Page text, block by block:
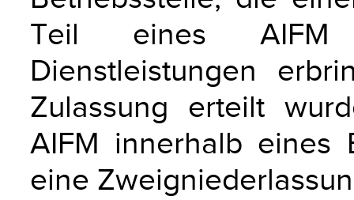
Teil eines AIFM
Dienstleistungen
Zulassung erteilt
AIFM innerhalb eines
eine